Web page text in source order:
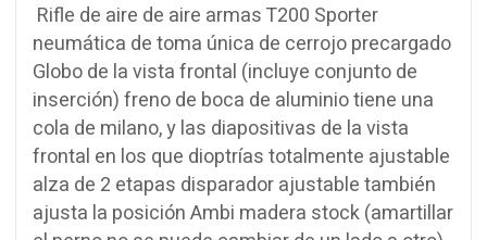
Rifle de aire de aire armas T200 Sporter
neumática de toma única de cerrojo precargado
Globo de la vista frontal (incluye conjunto de
inserción) freno de boca de aluminio tiene una
cola de milano, y las diapositivas de la vista
frontal en los que dioptrías totalmente ajustable
alza de 2 etapas disparador ajustable también
ajusta la posición Ambi madera stock (amartillar